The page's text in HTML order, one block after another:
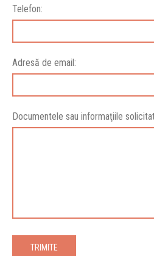
Telefon:
Adresă de email:
Documentele sau informaţiile
TRIMITE